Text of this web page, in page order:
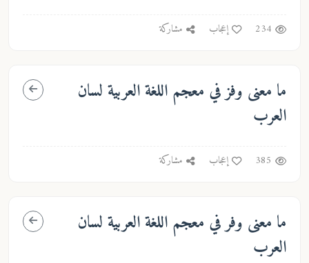
234 إعجاب مشاركة
ما معنى وفزفي معجم اللغة العربية لسان
العرب
385 إعجاب مشاركة
ما معنى وفرفي معجم اللغة العربية لسان
العرب